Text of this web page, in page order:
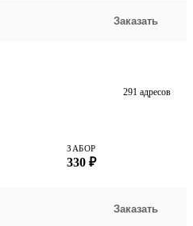
Заказать
291 адресов
ЗАБОР
330 ₽
Заказать